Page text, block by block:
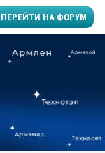
ПЕРЕЙТИ НА ФОРУМ
пластмасс
ситуацией на